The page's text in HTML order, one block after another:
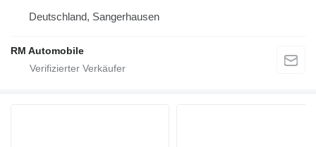
Deutschland, Sangerhausen
RM Automobile